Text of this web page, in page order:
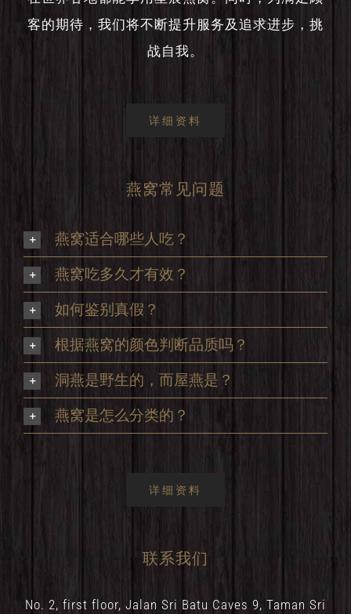
客的期待，我们将不断提升服务及追求进步，挑
战自我。
详细资料
燕窝常见问题
燕窝适合哪些人吃？
燕窝吃多久才有效？
如何鉴别真假？
根据燕窝的颜色判断品质吗？
洞燕是野生的，而屋燕是？
燕窝是怎么分类的？
详细资料
联系我们
No. 2, first floor, Jalan Sri Batu Caves 9, Taman Sri